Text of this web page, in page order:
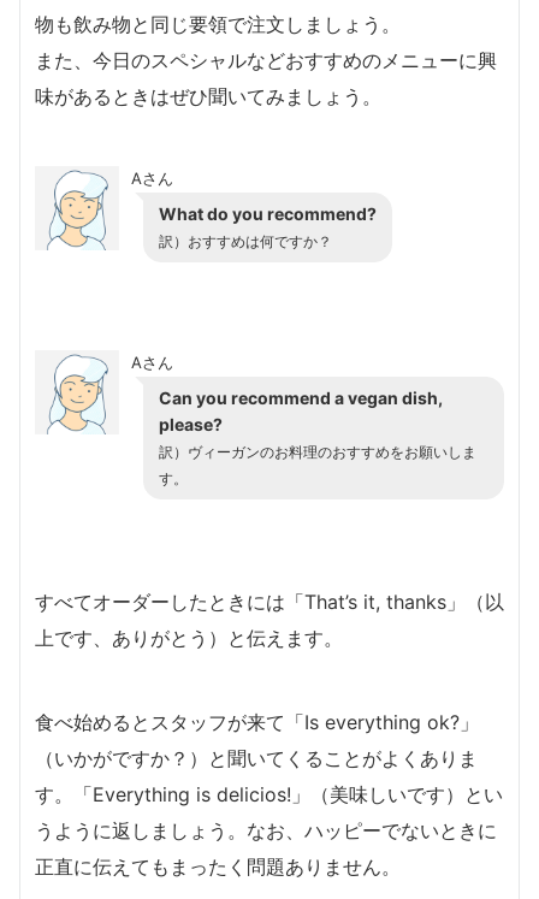
物も飲み物と同じ要領で注文しましょう。
また、今日のスペシャルなどおすすめのメニューに興
味があるときはぜひ聞いてみましょう。
Aさん
What do you recommend?
訳）おすすめは何ですか？
Aさん
Can you recommend a vegan dish,
please?
訳）ヴィーガンのお料理のおすすめをお願いしま
す。
すべてオーダーしたときには「That’s it, thanks」（以
上です、ありがとう）と伝えます。
食べ始めるとスタッフが来て「Is everything ok?」
（いかがですか？）と聞いてくることがよくありま
す。「Everything is delicios!」（美味しいです）とい
うように返しましょう。なお、ハッピーでないときに
正直に伝えてもまったく問題ありません。